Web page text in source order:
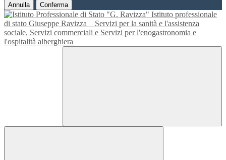
Annulla Conferma
Istituto professionale
di stato Giuseppe Ravizza
Servizi per la sanità e l'assistenza
sociale, Servizi commerciali e Servizi per l'enogastronomia e
l'ospitalità alberghiera